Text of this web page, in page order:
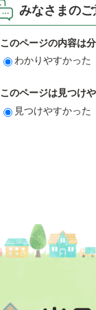
みなさまの
このページの内容は
わかりやすかった
このページは見つけ
見つけやすかった